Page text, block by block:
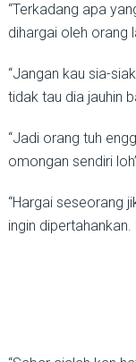
“Terkadang apa
dihargai oleh orang
“Jangan kau sia-
tidak tau dia jauhin
“Jadi orang tuh
omongan sendiri
“Hargai seseorang
ingin